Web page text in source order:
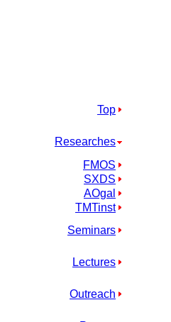
Top
Researches
FMOS
SXDS
AOgal
TMTinst
Seminars
Lectures
Outreach